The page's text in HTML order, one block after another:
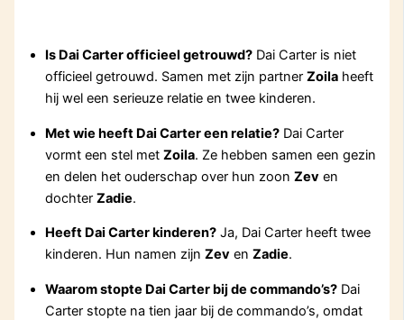
Is Dai Carter officieel getrouwd? Dai Carter is niet
officieel getrouwd. Samen met zijn partnerZoila heeft
hij wel een serieuze relatie en twee kinderen.
Met wie heeft Dai Carter een relatie? Dai Carter
vormt een stel metZoila. Ze hebben samen een gezin
en delen het ouderschap over hun zoonZev en
dochterZadie.
Heeft Dai Carter kinderen? Ja, Dai Carter heeft twee
kinderen. Hun namen zijnZev enZadie.
Waarom stopte Dai Carter bij de commando’s? Dai
Carter stopte na tien jaar bij de commando’s, omdat